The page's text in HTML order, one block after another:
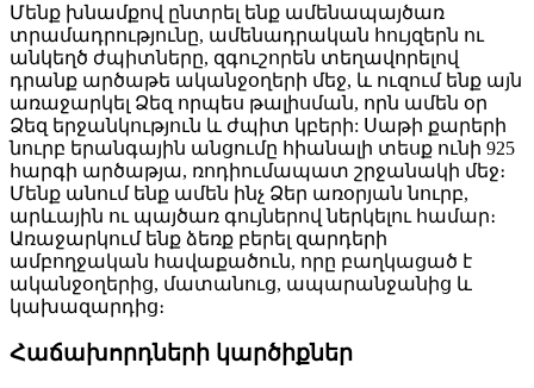
Մենք խնամքով ընտրել ենք ամենապայծառ
տրամադրությունը, ամենադրական հույզերն ու
անկեղծ ժպիտները, զգուշորեն տեղավորելով
դրանք արծաթե ականջօղերի մեջ, և ուզում ենք այն
առաջարկել Ձեզ որպես թալիսման, որն ամեն օր
Ձեզ երջանկություն և ժպիտ կբերի: Սաթի քարերի
նուրբ երանգային անցումը հիանալի տեսք ունի 925
հարգի արծաթյա, ռոդիումապատ շրջանակի մեջ։
Մենք անում ենք ամեն ինչ Ձեր առօրյան նուրբ,
արևային ու պայծառ գույներով ներկելու համար։
Առաջարկում ենք ձեռք բերել զարդերի
ամբողջական հավաքածուն, որը բաղկացած է
ականջօղերից, մատանուց, ապարանջանից և
կախազարդից։
Հաճախորդների կարծիքներ